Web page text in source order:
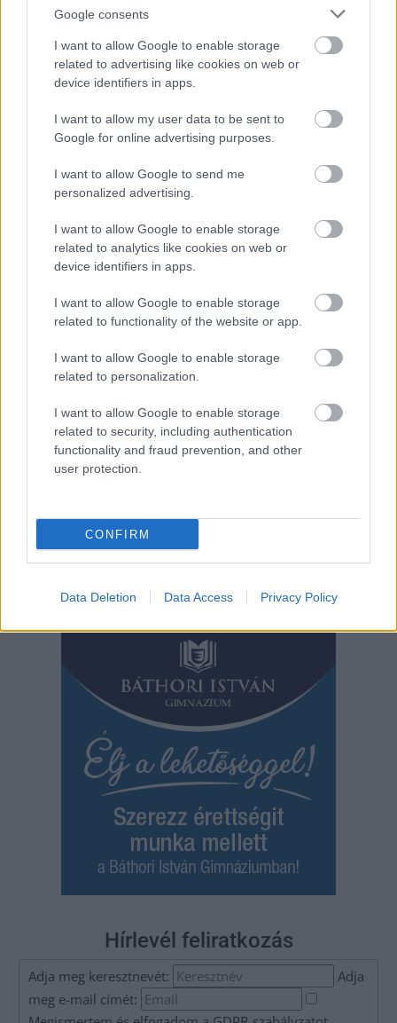
Google consents
I want to allow Google to enable storage
related to advertising like cookies on web or
device identifiers in apps.
I want to allow my user data to be sent to
Google for online advertising purposes.
I want to allow Google to send me
personalized advertising.
I want to allow Google to enable storage
related to analytics like cookies on web or
device identifiers in apps.
I want to allow Google to enable storage
related to functionality of the website or app.
I want to allow Google to enable storage
related to personalization.
I want to allow Google to enable storage
related to security, including authentication
functionality and fraud prevention, and other
user protection.
CONFIRM
Data Deletion Data Access Privacy Policy
Ügyészség
Vádat emelt az ügyészség a közlekedő autókat
zúzott díszkövekkel dobáló fiatalok ellen
2023.01.18. Tóth András
A Szolnoki Járási
Ügyészség közlekedés
biztonsága elleni
vétsége miatt emelt
vádat azzal a három,
szemben, akik 2022
februárjában, Jászjákóhalmán, a 31. számú főúton közlekedő
több személygépkocsit is megdobáltak 2-3 centiméteres, a
parkban lévő, díszként használt zúzott kövekkel. A vádirat
szerint a három fiatal 2022. február 9-én 18 óra körül óra
hogy az ott lévő, apróra zúzott díszkövekkel megdobálják az
arra haladó személygépkocsikat. Ugyanebben az időben a 31-
es számú főúton Jászberény felől Jászapáti felé közlekedett…
Jászjákóhalma
Szolnoki Járási Ügyészség
Hírlevél feliratkozás
Adja meg keresztnevét:
Adja
meg e-mail címét: